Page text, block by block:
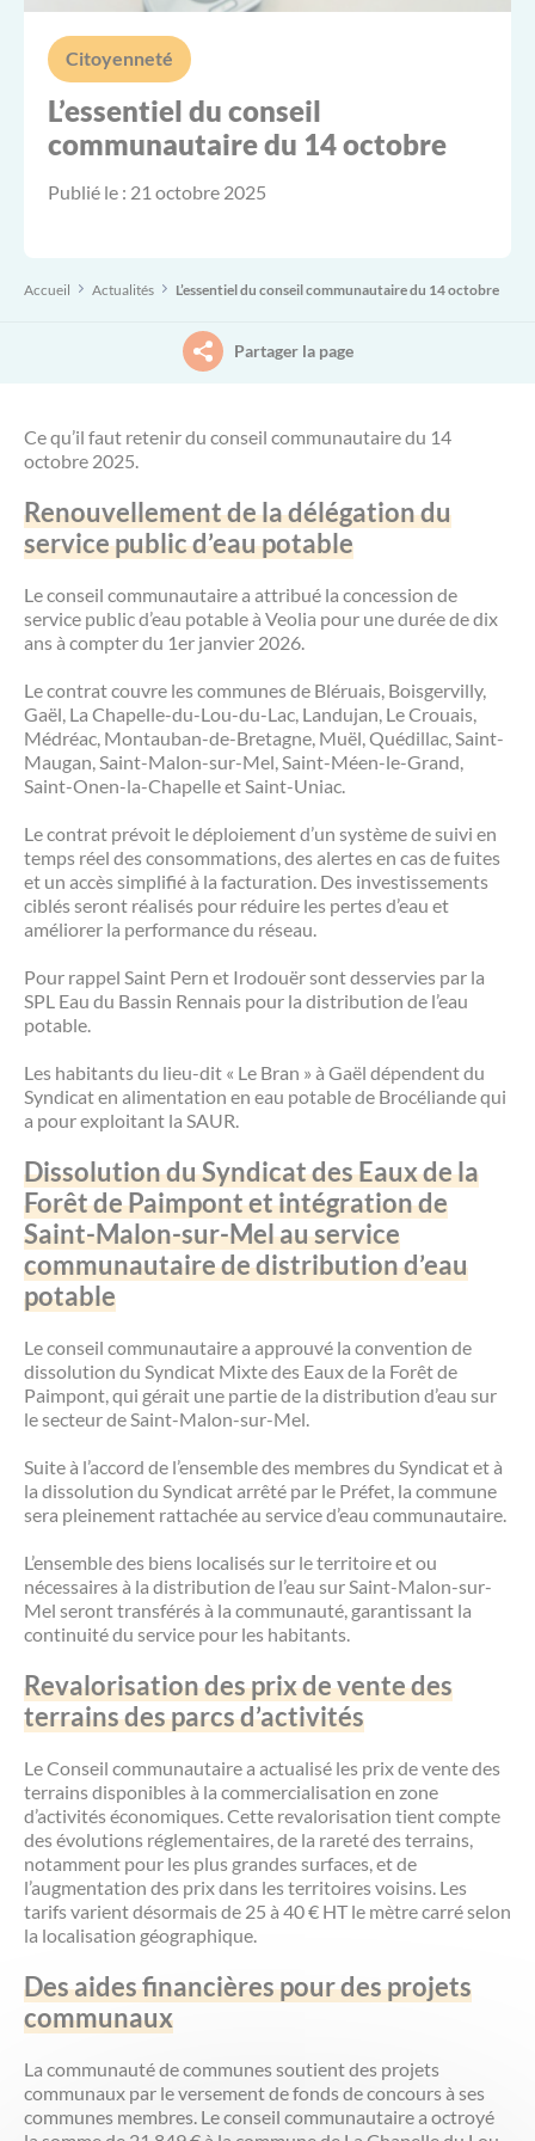
Jeunesse (11-30 ans)
L'agenda des permanences
Aide aux démarches à France Services
Culture
Déplacements
Eau et assainissement
Travaux
Numérique
Annuaire de contacts
La piscine intercommunale Acorus
L’office des Sports Saint-Méen Montauban
L’agenda des sorties et découvertes sur le
Le projet de territoire
L’organisation (élus, instances et services)
Le conseil communautaire
Les grands projets
Le budget
Les offres d’emploi de la communauté de
communes
Nos publications
Citoyenneté
L’essentiel du conseil
communautaire du 14 octobre
Publié le : 21 octobre 2025
Accueil Actualités L’essentiel du conseil communautaire du 14 octobre
Partager la page
Ce qu’il faut retenir du conseil communautaire du 14
octobre 2025.
Renouvellement de la délégation du
service public d’eau potable
Le conseil communautaire a attribué la concession de
service public d’eau potable à Veolia pour une durée de dix
ans à compter du 1er janvier 2026.
Le contrat couvre les communes de Bléruais, Boisgervilly,
Gaël, La Chapelle-du-Lou-du-Lac, Landujan, Le Crouais,
Médréac, Montauban-de-Bretagne, Muël, Quédillac, Saint-
Maugan, Saint-Malon-sur-Mel, Saint-Méen-le-Grand,
Saint-Onen-la-Chapelle et Saint-Uniac.
Le contrat prévoit le déploiement d’un système de suivi en
temps réel des consommations, des alertes en cas de fuites
et un accès simplifié à la facturation. Des investissements
ciblés seront réalisés pour réduire les pertes d’eau et
améliorer la performance du réseau.
Pour rappel Saint Pern et Irodouër sont desservies par la
SPL Eau du Bassin Rennais pour la distribution de l’eau
potable.
Les habitants du lieu-dit « Le Bran » à Gaël dépendent du
Syndicat en alimentation en eau potable de Brocéliande qui
a pour exploitant la SAUR.
Dissolution du Syndicat des Eaux de la
Forêt de Paimpont et intégration de
Saint-Malon-sur-Mel au service
communautaire de distribution d’eau
potable
Le conseil communautaire a approuvé la convention de
dissolution du Syndicat Mixte des Eaux de la Forêt de
Paimpont, qui gérait une partie de la distribution d’eau sur
le secteur de Saint-Malon-sur-Mel.
Suite à l’accord de l’ensemble des membres du Syndicat et à
la dissolution du Syndicat arrêté par le Préfet, la commune
sera pleinement rattachée au service d’eau communautaire.
L’ensemble des biens localisés sur le territoire et ou
nécessaires à la distribution de l’eau sur Saint-Malon-sur-
Mel seront transférés à la communauté, garantissant la
continuité du service pour les habitants.
Revalorisation des prix de vente des
terrains des parcs d’activités
Le Conseil communautaire a actualisé les prix de vente des
terrains disponibles à la commercialisation en zone
d’activités économiques. Cette revalorisation tient compte
des évolutions réglementaires, de la rareté des terrains,
notamment pour les plus grandes surfaces, et de
l’augmentation des prix dans les territoires voisins. Les
tarifs varient désormais de 25 à 40 € HT le mètre carré selon
la localisation géographique.
Des aides financières pour des projets
communaux
La communauté de communes soutient des projets
communaux par le versement de fonds de concours à ses
communes membres. Le conseil communautaire a octroyé